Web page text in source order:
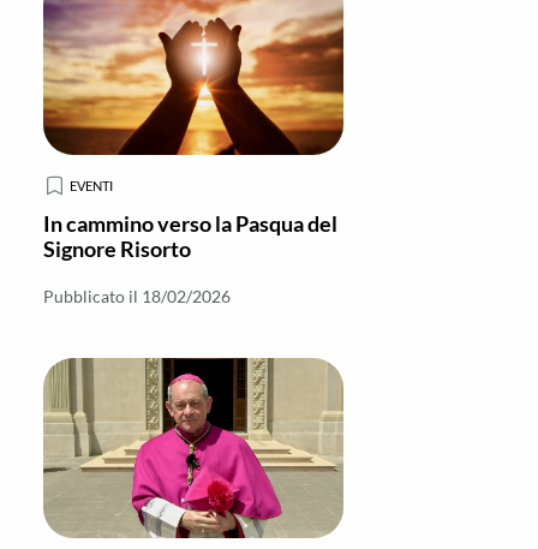
EVENTI
In cammino verso la Pasqua del
Signore Risorto
Pubblicato il 18/02/2026